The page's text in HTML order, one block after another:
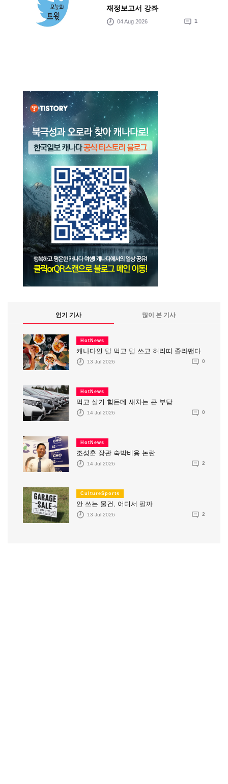
재정보고서 강좌
04 Aug 2026 1
인기 기사 많이 본 기사
HotNews
캐나다인 덜 먹고 덜 쓰고 허리띠 졸라맨다
13 Jul 2026 0
HotNews
먹고 살기 힘든데 새차는 큰 부담
14 Jul 2026 0
HotNews
조성훈 장관 숙박비용 논란
14 Jul 2026 2
CultureSports
안 쓰는 물건, 어디서 팔까
13 Jul 2026 2